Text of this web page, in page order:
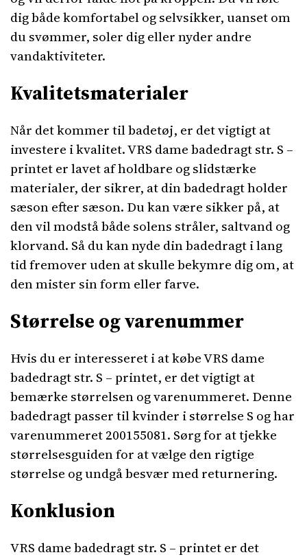
dig både komfortabel og selvsikker, uanset om
du svømmer, soler dig eller nyder andre
vandaktiviteter.
Kvalitetsmaterialer
Når det kommer til badetøj, er det vigtigt at
investere i kvalitet. VRS dame badedragt str. S –
printet er lavet af holdbare og slidstærke
materialer, der sikrer, at din badedragt holder
sæson efter sæson. Du kan være sikker på, at
den vil modstå både solens stråler, saltvand og
klorvand. Så du kan nyde din badedragt i lang
tid fremover uden at skulle bekymre dig om, at
den mister sin form eller farve.
Størrelse og varenummer
Hvis du er interesseret i at købe VRS dame
badedragt str. S – printet, er det vigtigt at
bemærke størrelsen og varenummeret. Denne
badedragt passer til kvinder i størrelse S og har
varenummeret 200155081. Sørg for at tjekke
størrelsesguiden for at vælge den rigtige
størrelse og undgå besvær med returnering.
Konklusion
VRS dame badedragt str. S – printet er det